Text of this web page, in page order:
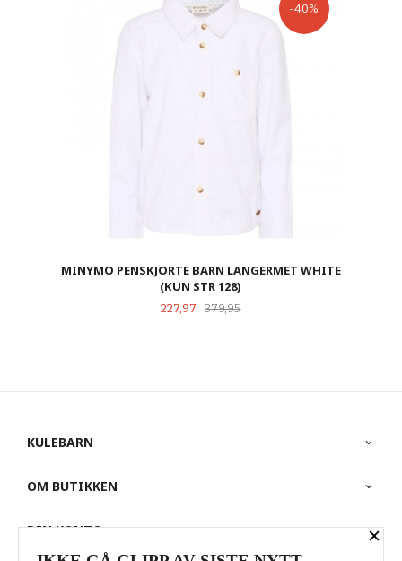
MINYMO PENSKJORTE BARN LANGERMET WHITE
(KUN STR 128)
Tilbud
227,97 379,95Rabatt
-40%
KULEBARN
OM BUTIKKEN
DIN KONTO ×